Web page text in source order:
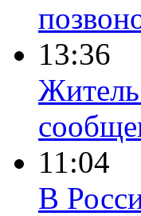
13:36
11:04
В